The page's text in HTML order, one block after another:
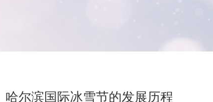
哈尔滨国际冰雪节的发展历程